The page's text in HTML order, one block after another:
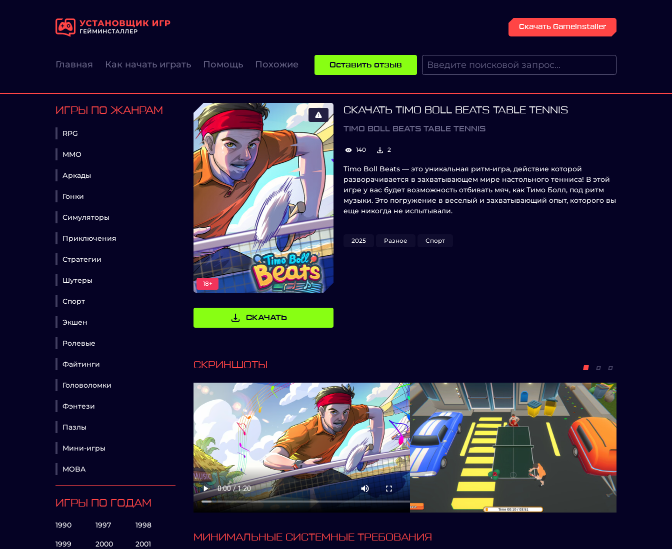
Скачать GameInstaller
Главная Как начать играть Помощь Похожие Оставить отзыв
ИГРЫ ПО ЖАНРАМ
RPG
MMO
Аркады
Гонки
Симуляторы
Приключения
Стратегии
Шутеры
Спорт
Экшен
Ролевые
Файтинги
Головоломки
Фэнтези
Пазлы
Мини-игры
MOBA
ИГРЫ ПО ГОДАМ
1990 1997 1998
1999 2000 2001
18+
СКАЧАТЬ
СКАЧАТЬ TIMO BOLL BEATS TABLE TENNIS
TIMO BOLL BEATS TABLE TENNIS
140 2
Timo Boll Beats — это уникальная ритм-игра, действие которой
разворачивается в захватывающем мире настольного тенниса! В этой
игре у вас будет возможность отбивать мяч, как Тимо Болл, под ритм
музыки. Это погружение в веселый и захватывающий опыт, которого вы
еще никогда не испытывали.
2025 Разное Спорт
СКРИНШОТЫ
МИНИМАЛЬНЫЕ СИСТЕМНЫЕ ТРЕБОВАНИЯ